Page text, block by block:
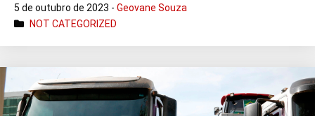
5 de outubro de 2023 - Geovane Souza
NOT CATEGORIZED